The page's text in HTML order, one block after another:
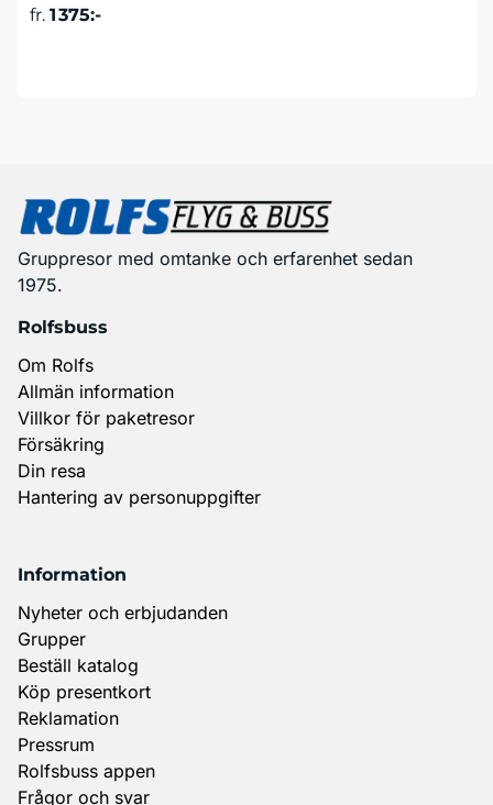
fr. 1 375:-
Gruppresor med omtanke och erfarenhet sedan
1975.
Rolfsbuss
Om Rolfs
Allmän information
Villkor för paketresor
Försäkring
Din resa
Hantering av personuppgifter
Information
Nyheter och erbjudanden
Grupper
Beställ katalog
Köp presentkort
Reklamation
Pressrum
Rolfsbuss appen
Frågor och svar